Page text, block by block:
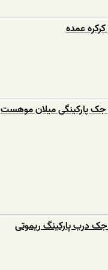
عمده
پارکینگی میلان موهست
درب پارکینگ ریموتی